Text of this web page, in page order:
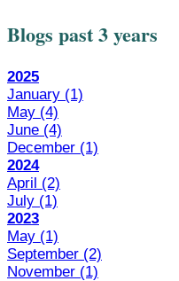
Blogs past 3 years
2025
January (1)
May (4)
June (4)
December (1)
2024
April (2)
July (1)
2023
May (1)
September (2)
November (1)